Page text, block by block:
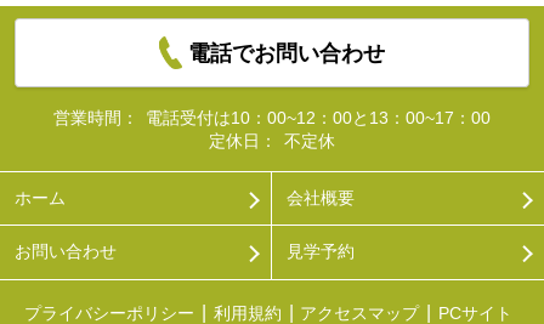
電話でお問い合わせ
営業時間：
電話受付は10：00~12：00と13：00~17：00
定休日：
不定休
ホーム 会社概要
お問い合わせ 見学予約
プライバシーポリシー 利用規約 アクセスマップ PCサイト